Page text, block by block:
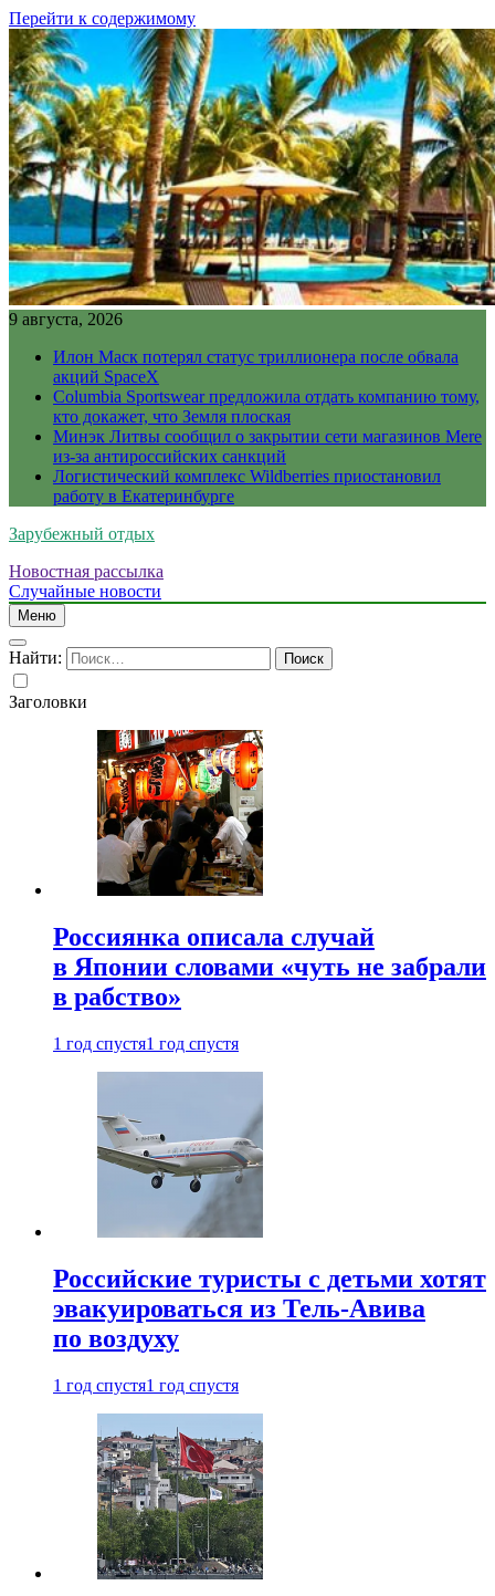
Перейти к содержимому
9 августа, 2026
Илон Маск потерял статус триллионера после обвала
акций SpaceX
Columbia Sportswear предложила отдать компанию тому,
кто докажет, что Земля плоская
Минэк Литвы сообщил о закрытии сети магазинов Mere
из-за антироссийских санкций
Логистический комплекс Wildberries приостановил
работу в Екатеринбурге
Зарубежный отдых
Новостная рассылка
Случайные новости
Меню
Найти:
Заголовки
Россиянка описала случай
в Японии словами «чуть не забрали
в рабство»
1 год спустя1 год спустя
Российские туристы с детьми хотят
эвакуироваться из Тель-Авива
по воздуху
1 год спустя1 год спустя